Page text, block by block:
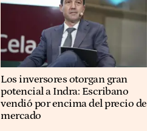
Los inversores otorgan gran
potencial a Indra: Escribano
vendió por encima del precio de
mercado